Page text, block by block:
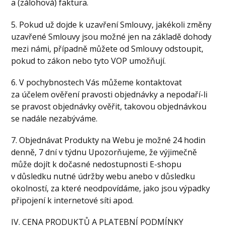
a (zálohová) faktura.
5. Pokud už dojde k uzavření Smlouvy, jakékoli změny
uzavřené Smlouvy jsou možné jen na základě dohody
mezi námi, případně můžete od Smlouvy odstoupit,
pokud to zákon nebo tyto VOP umožňují.
6. V pochybnostech Vás můžeme kontaktovat
za účelem ověření pravosti objednávky a nepodaří-li
se pravost objednávky ověřit, takovou objednávkou
se nadále nezabýváme.
7. Objednávat Produkty na Webu je možné 24 hodin
denně, 7 dní v týdnu Upozorňujeme, že výjimečně
může dojít k dočasné nedostupnosti E-shopu
v důsledku nutné údržby webu anebo v důsledku
okolností, za které neodpovídáme, jako jsou výpadky
připojení k internetové síti apod.
IV. CENA PRODUKTŮ A PLATEBNÍ PODMÍNKY